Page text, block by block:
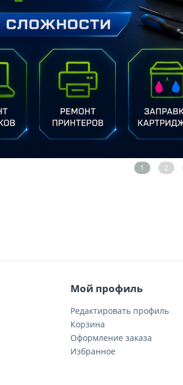
1 2
Мой профиль
Редактировать профиль
Корзина
Оформление заказа
Избранное